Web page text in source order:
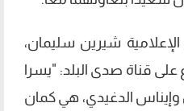
شيرين سليمان،
على قناة صدى البلد: "يسرا
الدغيدي، هي كمان